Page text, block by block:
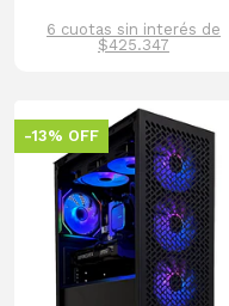
6 cuotas sin interés de
$425.347
-13% OFF